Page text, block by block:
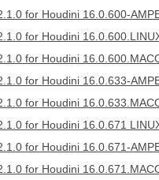
for Houdini 16.0.600-
for Houdini
for Houdini
for Houdini 16.0.633-
for Houdini
for Houdini 16.0.671
for Houdini 16.0.671-
for Houdini